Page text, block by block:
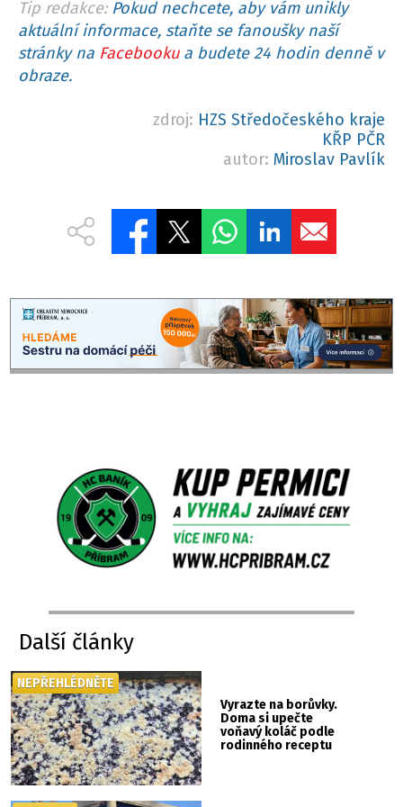
Tip redakce: Pokud nechcete, aby vám unikly
aktuální informace, staňte se fanoušky naší
stránky na Facebookua budete 24 hodin denně v
obraze.
zdroj: HZS Středočeského kraje
KŘP PČR
autor: Miroslav Pavlík
Další články
Vyrazte na borůvky.
Doma si upečte
voňavý koláč podle
rodinného receptu
NEPŘEHLÉDNĚTE